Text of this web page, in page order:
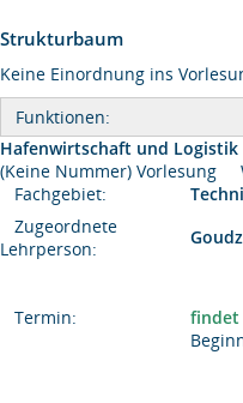
Strukturbaum
Keine Einordnung ins
Funktionen:
Hafenwirtschaft und Logistik
(Keine Nummer)
Fachgebiet:
Zugeordnete
Lehrperson:
Goudz
Termin: